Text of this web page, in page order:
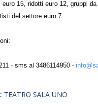
euro 15, ridotti euro 12, gruppi
del settore euro 7
- sms al 3486114950 -
TEATRO SALA UNO